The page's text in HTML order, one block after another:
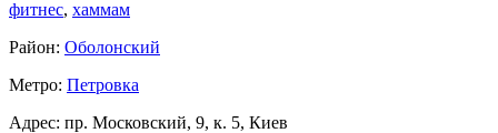
фитнес, хаммам
Район: Оболонский
Метро: Петровка
Адрес: пр. Московский, 9, к. 5, Киев